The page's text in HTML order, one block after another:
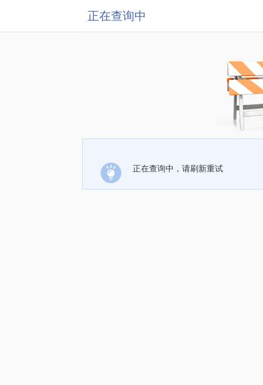
正在查询中
正在查询中，请刷新重试